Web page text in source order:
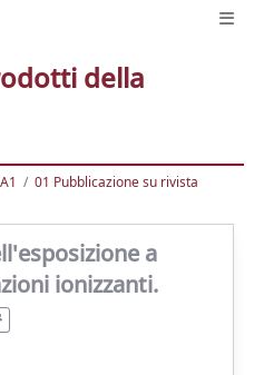
della
01 Pubblicazione su rivista
a
ionizzanti.